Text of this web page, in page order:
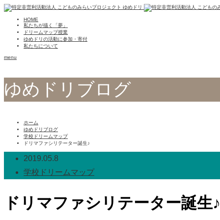
HOME
私たちが描く「夢」
ドリームマップ授業
ゆめドリの活動に参加・寄付
私たちについて
menu
ゆめドリブログ
ホーム
ゆめドリブログ
学校ドリームマップ
ドリマファシリテーター誕生♪
2019.05.8
学校ドリームマップ
ドリマファシリテーター誕生♪